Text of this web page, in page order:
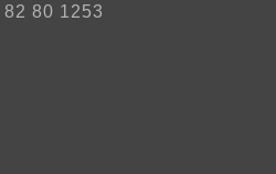
1253 80 82 - 021